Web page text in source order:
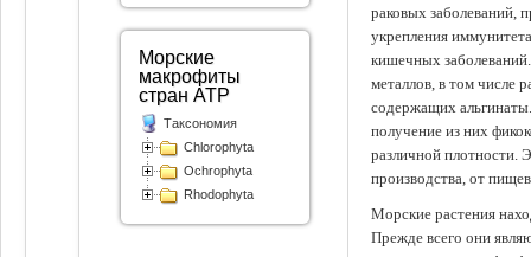
раковых заболеваний,
укрепления
кишечных
металлов, в том числе
содержащих
получение из них
различной плотности.
производства, от
Морские растения
Прежде всего они
Морские
макрофиты
стран АТР
Таксономия
Chlorophyta
Ochrophyta
Rhodophyta